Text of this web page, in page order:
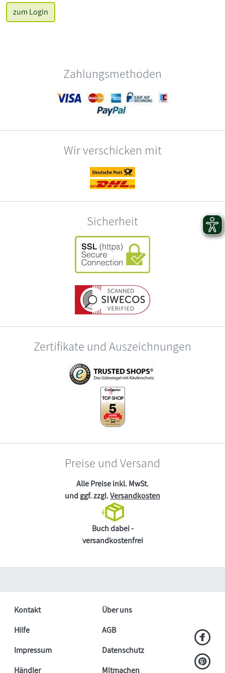
zum Login
Zahlungsmethoden
Wir verschicken mit
Sicherheit
Zertifikate und Auszeichnungen
Preise und Versand
Alle Preise inkl. MwSt.
und ggf. zzgl.Versandkosten
Buch dabei -
versandkostenfrei
Kontakt
Über uns
Hilfe
AGB
Impressum
Datenschutz
Händler
Mitmachen